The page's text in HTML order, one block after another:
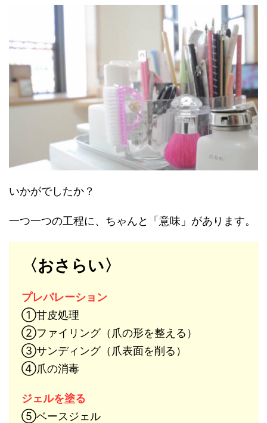
いかがでしたか？
一つ一つの工程に、ちゃんと「意味」があります。
〈おさらい〉
プレパレーション
①甘皮処理
②ファイリング（爪の形を整える）
③サンディング（爪表面を削る）
④爪の消毒
ジェルを塗る
⑤ベースジェル